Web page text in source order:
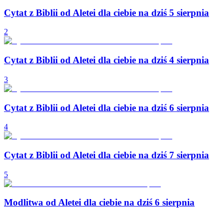
Cytat z Biblii od Aletei dla ciebie na dziś 5 sierpnia
2
Cytat z Biblii od Aletei dla ciebie na dziś 4 sierpnia
3
Cytat z Biblii od Aletei dla ciebie na dziś 6 sierpnia
4
Cytat z Biblii od Aletei dla ciebie na dziś 7 sierpnia
5
Modlitwa od Aletei dla ciebie na dziś 6 sierpnia